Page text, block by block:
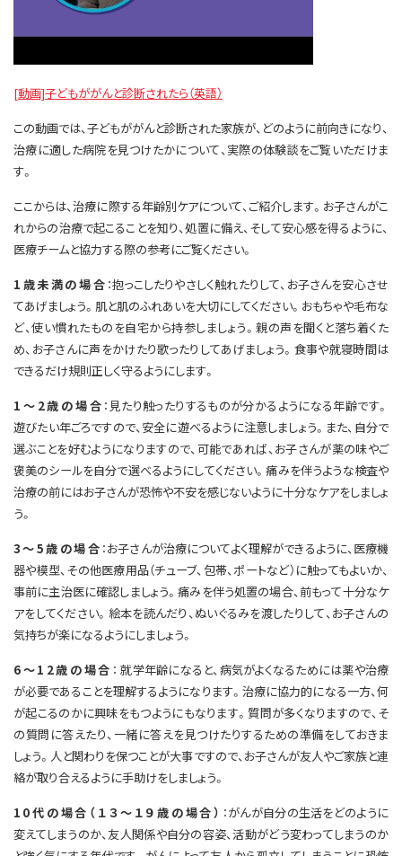
[動画]子どもががんと診断されたら（英語）
この動画では、子どもががんと診断された家族が、どのように前向きになり、
治療に適した病院を見つけたかについて、実際の体験談をご覧いただけま
す。
ここからは、治療に際する年齢別ケアについて、ご紹介します。お子さんがこ
れからの治療で起こることを知り、処置に備え、そして安心感を得るように、
医療チームと協力する際の参考にご覧ください。
1歳未満の場合 ：抱っこしたりやさしく触れたりして、お子さんを安心させ
てあげましょう。肌と肌のふれあいを大切にしてください。おもちゃや毛布な
ど、使い慣れたものを自宅から持参しましょう。親の声を聞くと落ち着くた
め、お子さんに声をかけたり歌ったりしてあげましょう。食事や就寝時間は
できるだけ規則正しく守るようにします。
1～2歳の場合 ：見たり触ったりするものが分かるようになる年齢です。
遊びたい年ごろですので、安全に遊べるように注意しましょう。また、自分で
選ぶことを好むようになりますので、可能であれば、お子さんが薬の味やご
褒美のシールを自分で選べるようにしてください。痛みを伴うような検査や
治療の前にはお子さんが恐怖や不安を感じないように十分なケアをしましょ
う。
3～5歳の場合 ：お子さんが治療についてよく理解ができるように、医療機
器や模型、その他医療用品（チューブ、包帯、ポートなど）に触ってもよいか、
事前に主治医に確認しましょう。痛みを伴う処置の場合、前もって十分なケ
アをしてください。絵本を読んだり、ぬいぐるみを渡したりして、お子さんの
気持ちが楽になるようにしましょう。
6～12歳の場合 ： 就学年齢になると、病気がよくなるためには薬や治療
が必要であることを理解するようになります。治療に協力的になる一方、何
が起こるのかに興味をもつようにもなります。質問が多くなりますので、そ
の質問に答えたり、一緒に答えを見つけたりするための準備をしておきま
しょう。人と関わりを保つことが大事ですので、お子さんが友人やご家族と連
絡が取り合えるように手助けをしましょう。
10代の場合（１３～１９歳の場合） ：がんが自分の生活をどのように
変えてしまうのか、友人関係や自分の容姿、活動がどう変わってしまうのか